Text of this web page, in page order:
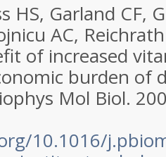
HS, Garland CF,
AC,
of increased
burden of
Mol Biol.
10.1016/